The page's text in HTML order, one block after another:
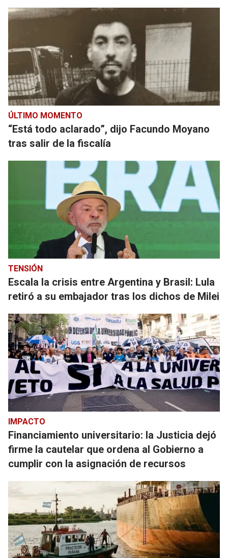
ÚLTIMO MOMENTO
“Está todo aclarado”, dijo Facundo Moyano
tras salir de la fiscalía
TENSIÓN
Escala la crisis entre Argentina y Brasil: Lula
retiró a su embajador tras los dichos de Milei
IMPACTO
Financiamiento universitario: la Justicia dejó
firme la cautelar que ordena al Gobierno a
cumplir con la asignación de recursos